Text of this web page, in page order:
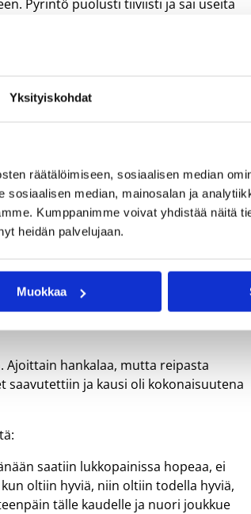
Yksityiskohdat
räätälöimiseen, sosiaalisen median
median, mainosalan ja
Kumppanimme voivat yhdistää näitä
heidän palvelujaan.
Muokkaa
Pyrintö puolusti tiiviisti ja sai useita
neljänneksellä. Pyrinnön paras oli
pysyi mukana läpi ottelun, mutta
tempoa loppuun asti, eikä Feeniks
(14/5/2s) ja forssalaisten
Ajoittain hankalaa, mutta reipasta
saavutettiin ja kausi oli kokonaisuutena
saatiin lukkopainissa hopeaa, ei
oltiin hyviä, niin oltiin todella hyviä,
tälle kaudelle ja nuori joukkue